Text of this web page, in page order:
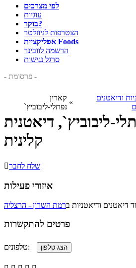
לפי מצרכים
עוגיות
בוקר?
הצטרפות לניוזלטר
אפליקציית Foods
הרשמה לוובינר
סרגל נגישות
- פרסומת -
ודיאטנים
»
קארין
נפתלי-ליבוביץ`
ליבוביץ`, דיאטנית
קלינית
שלח לחבר
איזורי פעילות
דיאטנים ודיאטניות ברמת השרון - הרצליה
פרטים להתקשרות
טלפונים: